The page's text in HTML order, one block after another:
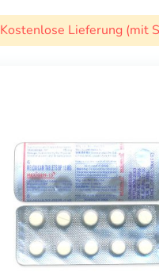
Kostenlose Lieferung (mit